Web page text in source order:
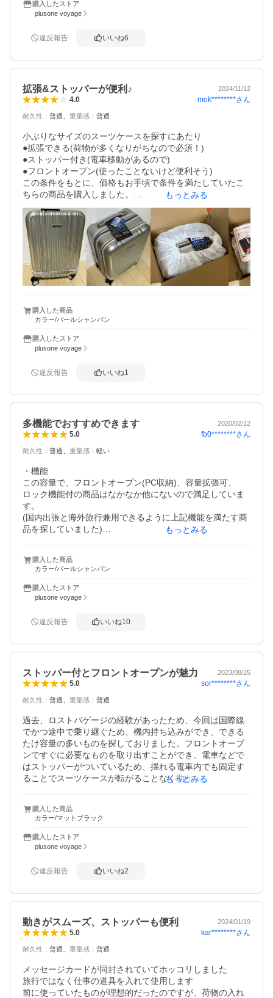
どを後から入れたい時にも、スーツケースを置いて、大き
く開くことなくしまえるので、大変便利です。
電車での移動が多いので、加速時や、カープで動いてしま
ちらも解消されて、ノンストレスになりました。スイッチ
カラーは、本当に迷ったのですが、シャンパンゴールドに
しました。シルバーとゴールドの間くらいの上品な色でど
んな服装とも馴染み、とても良かったです。鏡面加工なの
で、傷はつきやすいのかな…とは思うので、気になる方
は、他のカラーにされた方が良いかもしれません。
購入したストア
plusone voyage
違反報告 いいね6
拡張&ストッパーが便利♪ 2024/11/12
4.0 mok********さん
耐久性 ： 普通 重量感 ： 普通
小ぶりなサイズのスーツケースを探すにあたり
●拡張できる(荷物が多くなりがちなので必須！)
●ストッパー付き(電車移動があるので)
●フロントオープン(使ったことないけど便利そう)
この条件をもとに、価格もお手頃で条件を満たしていたこ
ちらの商品を購入しました。
他の方も書かれているようにシャンパンゴールドはかなり
シルバー寄りの色味です。
今ドキのUSBポート、カップホルダー、荷物かけフック付
きのスーツケースも気になりましたが、なくても今のとこ
ろなんとかなりそうです(^^)
理想はこれまた他の方も書かれているように、横に取手が
は慎重になりそうです。
内部のポケット部分のファスナーの噛み合わせが悪く、ス
ムーズに開け閉めできなかったので初期不良として交換し
旅行日程からだいぶ早めに注文しておいてよかったです。
その際の対応は丁寧で交換品の発送も早く、信頼できるシ
いですが)
もっとみる
購入した商品
カラー/パールシャンパン
購入したストア
plusone voyage
違反報告 いいね1
多機能でおすすめできます 2020/02/12
5.0 fb0********さん
耐久性 ： 普通 重量感 ： 軽い
・機能
この容量で、フロントオープン(PC収納)、容量拡張可、
ロック機能付の商品はなかなか他にないので満足していま
す。
(国内出張と海外旅行兼用できるように上記機能を満たす商
品を探していました)
・容量
同じ容量でもフロントオープン部が区切られているものは
仕切りがないスーツケースよりは収納力がさがるのです
この商品はファスナーを開けることでまあまあ対応できそ
ます)
クトにまとめてもっと長い旅行に使う予定です。
過去の経験から女一人旅に50L～60Lのスーツケースはかさ
ばって移動が大変だったのでこの容量が助かります。
・色
パールシャンパンを頼みましたが、予想していたものより
黄みがなくシルバーよりでした。
予想とは少し違いましたが、高級感のある色みですので不
満はありません。
もっとみる
購入した商品
カラー/パールシャンパン
購入したストア
plusone voyage
違反報告 いいね10
ストッパー付とフロントオープンが魅力 2023/08/25
5.0 sor********さん
耐久性 ： 普通 重量感 ： 普通
過去、ロストバゲージの経験があったため、今回は国際線
でかつ途中で乗り継ぐため、機内持ち込みができ、できる
たけ容量の多いものを探しておりました。フロントオープ
ンですぐに必要なものを取り出すことができ、電車などで
はストッパーがついているため、揺れる電車内でも固定す
ることでスーツケースが転がることなく助かりました。１
ースが必要になります。私たちは、今回のスーツケースと
折りたたみの軽いバックで十分荷物を運ぶには問題ありま
せんでした。敢えて言うなら、機内で持ち上げる際、横に
持ち手があると便利かと感じ、またもう少し軽量化を目指
べ、ややスーツケースを引く際の音が気になると思いまし
で１週間でも問題なかったので、どこに行くにも今後はこ
もっとみる
購入した商品
カラー/マットブラック
購入したストア
plusone voyage
違反報告 いいね2
動きがスムーズ、ストッパーも便利 2024/01/19
5.0 kar********さん
耐久性 ： 普通 重量感 ： 普通
メッセージカードが同封されていてホッコリしました
旅行ではなく仕事の道具を入れて使用します
前に使っていたものが理想的だったのですが、荷物の入れ